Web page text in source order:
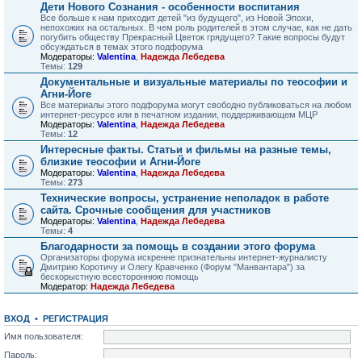
Дети Нового Сознания - особенности воспитания
Все больше к нам приходит детей "из будущего", из Новой Эпохи,
непохожих на остальных. В чем роль родителей в этом случае, как не дать
погубить обществу Прекрасный Цветок грядущего? Такие вопросы будут
обсуждаться в темах этого подфорума
Модераторы: Valentina Надежда Лебедева
Темы: 129
Документальные и визуальные материалы по теософии и
Агни-Йоге
Все материалы этого подфорума могут свободно публиковаться на любом
интернет-ресурсе или в печатном издании, поддерживающем МЦР
Модераторы: Valentina Надежда Лебедева
Темы: 12
Интересные факты. Статьи и фильмы на разные темы,
близкие теософии и Агни-Йоге
Модераторы: Valentina Надежда Лебедева
Темы: 273
Технические вопросы, устранение неполадок в работе
сайта. Срочные сообщения для участников
Модераторы: Valentina Надежда Лебедева
Темы: 4
Благодарности за помощь в создании этого форума
Организаторы форума искренне признательны интернет-журналисту
Дмитрию Коротичу и Олегу Кравченко (Форум "Манвантара") за
бескорыстную всестороннюю помощь
Модератор: Надежда Лебедева
ВХОД • РЕГИСТРАЦИЯ
Имя пользователя:
Пароль: